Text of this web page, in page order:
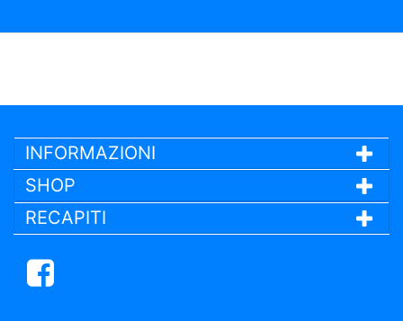
INFORMAZIONI
SHOP
RECAPITI
Facebook